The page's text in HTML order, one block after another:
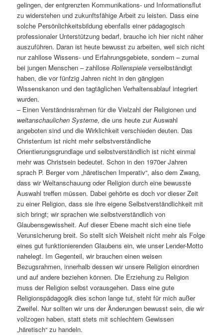
gelingen, der entgrenzten Kommunikations- und Informationsflut
zu widerstehen und zukunftsfähige Arbeit zu leisten. Dass eine
solche Persönlichkeitsbildung ebenfalls einer pädagogisch
professionaler Unterstützung bedarf, brauche ich hier nicht näher
auszuführen. Daran ist heute bewusst zu arbeiten, weil sich nicht
nur zahllose Wissens- und Erfahrungsgebiete, sondern – zumal
bei jungen Menschen – zahlloseRollenspieleverselbständigt
haben, die vor fünfzig Jahren nicht in den gängigen
Wissenskanon und den tagtäglichen Verhaltensablauf integriert
wurden.
– Einen Verständnisrahmen für die Vielzahl der Religionen und
weltanschaulichen Systeme, die uns heute zur Auswahl
angeboten sind und die Wirklichkeit verschieden deuten. Das
Christentum ist nicht mehr selbstverständliche
Orientierungsgrundlage und selbstverständlich ist nicht einmal
mehr was Christsein bedeutet. Schon in den 1970er Jahren
sprach P. Berger vom „häretischen Imperativ“, also dem Zwang,
dass wir Weltanschauung oder Religion durch eine bewusste
Auswahl treffen müssen. Dabei gehörte es doch vor dieser Zeit
zu einer Religion, dass sie ihre eigene Selbstverständlichkeit mit
sich bringt; wir sprachen wie selbstverständlich von
Glaubensgewissheit. Auf dieser Ebene macht sich eine tiefe
Verunsicherung breit. So stellt sich Weisheit nicht mehr als Folge
eines gut funktionierenden Glaubens ein, wie unser Lender-Motto
nahelegt. Im Gegenteil, wir brauchen einen weisen
Bezugsrahmen, innerhalb dessen wir unsere Religion einordnen
und auf andere beziehen können. Die Erziehung zu Religion
muss der Religion selbst vorausgehen. Dass eine gute
Religionspädagogik dies schon lange tut, steht für mich außer
Zweifel. Nur sollten wir uns der Änderungen bewusst sein, die wir
vollzogen haben, statt stets mit schlechtem Gewissen
„häretisch“ zu handeln.